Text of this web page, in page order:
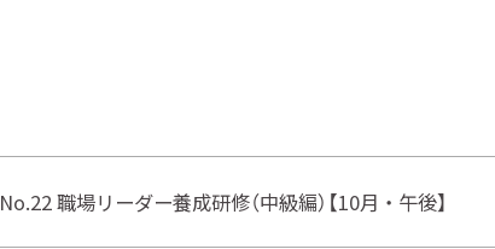
No.22 職場リーダー養成研修（中級編）【10月・午後】